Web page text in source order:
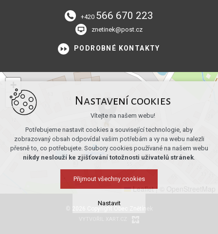
+420 566 670 223
znetinek@post.cz
PODROBNÉ KONTAKTY
−
Leaflet |
Nastavení cookies
Vítejte na našem webu!
Potřebujeme nastavit cookies a související technologie, aby
zobrazovaný obsah odpovídal vašim potřebám a vy na webu nalezli
přesně to, co potřebujete. Soubory cookies používané na našem webu
nikdy neslouží ke zjišťování totožnosti uživatelů stránek.
Přijmout všechny cookies
Nastavit